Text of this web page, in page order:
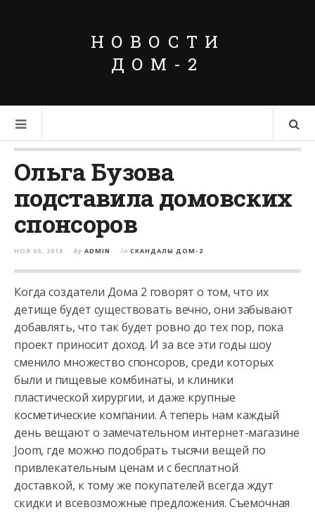
НОВОСТИ
ДОМ-2
Ольга Бузова
подставила домовских
спонсоров
НОЯ 05, 2018 by ADMIN in СКАНДАЛЫ ДОМ-2
Когда создатели Дома 2 говорят о том, что их
детище будет существовать вечно, они забывают
добавлять, что так будет ровно до тех пор, пока
проект приносит доход. И за все эти годы шоу
сменило множество спонсоров, среди которых
были и пищевые комбинаты, и клиники
пластической хирургии, и даже крупные
косметические компании. А теперь нам каждый
день вещают о замечательном интернет-магазине
Joom, где можно подобрать тысячи вещей по
привлекательным ценам и с бесплатной
доставкой, к тому же покупателей всегда ждут
скидки и всевозможные предложения. Съемочная